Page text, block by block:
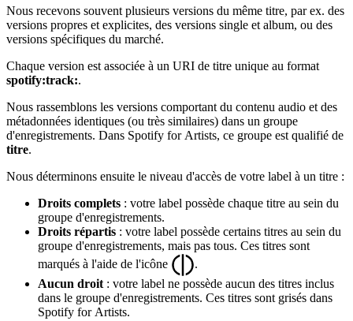
Nous recevons souvent plusieurs versions du même titre, par ex. des
versions propres et explicites, des versions single et album, ou des
versions spécifiques du marché.
Chaque version est associée à un URI de titre unique au format
spotify:track:.
Nous rassemblons les versions comportant du contenu audio et des
métadonnées identiques (ou très similaires) dans un groupe
d'enregistrements. Dans Spotify for Artists, ce groupe est qualifié de
titre.
Nous déterminons ensuite le niveau d'accès de votre label à un titre :
Droits complets : votre label possède chaque titre au sein du
groupe d'enregistrements.
Droits répartis : votre label possède certains titres au sein du
groupe d'enregistrements, mais pas tous. Ces titres sont
marqués à l'aide de l'icône
.
Aucun droit : votre label ne possède aucun des titres inclus
dans le groupe d'enregistrements. Ces titres sont grisés dans
Spotify for Artists.